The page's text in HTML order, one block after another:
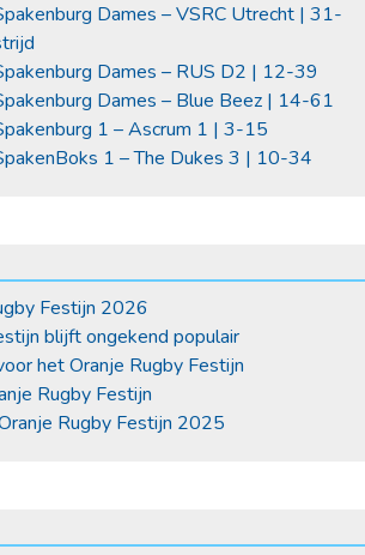
Dames – VSRC Utrecht | 31-
Dames – RUS D2 | 12-39
Dames – Blue Beez | 14-61
1 – Ascrum 1 | 3-15
1 – The Dukes 3 | 10-34
Festijn 2026
blijft ongekend populair
het Oranje Rugby Festijn
Rugby Festijn
Rugby Festijn 2025